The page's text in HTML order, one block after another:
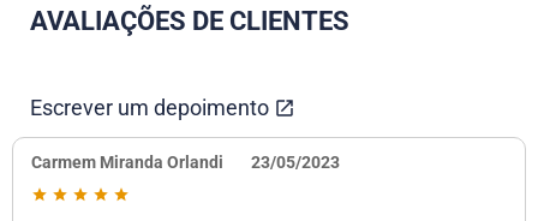
AVALIAÇÕES DE CLIENTES
Escrever um depoimento
Carmem Miranda Orlandi 23/05/2023